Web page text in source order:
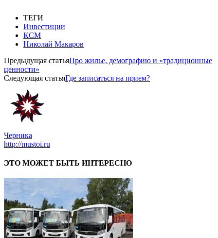
ТЕГИ
Инвестиции
КСМ
Николай Макаров
Предыдущая статьяПро жилье, демографию и «традиционные
ценности»
Следующая статьяГде записаться на прием?
Черника
http://mustoi.ru
ЭТО МОЖЕТ БЫТЬ ИНТЕРЕСНО